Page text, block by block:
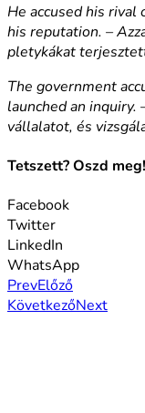
He accused his
his reputation. –
pletykákat
The government
launched an inquiry.
vállalatot, és
Tetszett? Oszd meg!
Facebook
Twitter
LinkedIn
WhatsApp
PrevElőző
KövetkezőNext